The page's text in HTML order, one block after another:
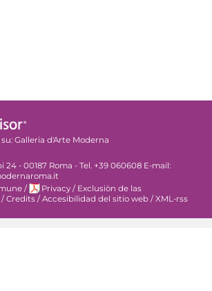
Galleria d'Arte Moderna
24 - 00187 Roma - Tel. +39 060608 E-mail:
/ Privacy / Exclusiòn de las
/ Credits / Accesibilidad del sitio web / XML-rss